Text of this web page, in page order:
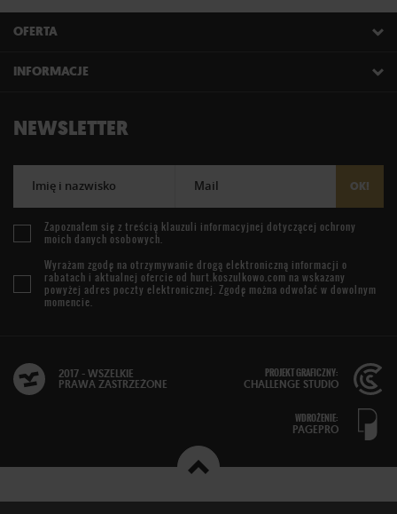
OFERTA
INFORMACJE
NEWSLETTER
Imię i nazwisko Mail OK!
Zapoznałem się z treścią klauzuli informacyjnej dotyczącej ochrony
moich danych osobowych.
Wyrażam zgodę na otrzymywanie drogą elektroniczną informacji o
rabatach i aktualnej ofercie od hurt.koszulkowo.com na wskazany
powyżej adres poczty elektronicznej. Zgodę można odwołać w dowolnym
momencie.
2017 - WSZELKIE
PRAWA ZASTRZEŻONE
PROJEKT GRAFICZNY:
CHALLENGE STUDIO
WDROŻENIE:
PAGEPRO